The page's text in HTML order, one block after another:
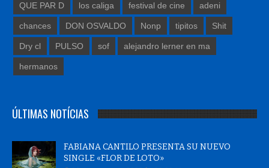
QUE PAR D los caliga festival de cine adeni
chances DON OSVALDO Nonp tipitos Shit
Dry cl PULSO sof alejandro lerner en ma
hermanos
ÚLTIMAS NOTÍCIAS
FABIANA CANTILO PRESENTA SU NUEVO
SINGLE «FLOR DE LOTO»